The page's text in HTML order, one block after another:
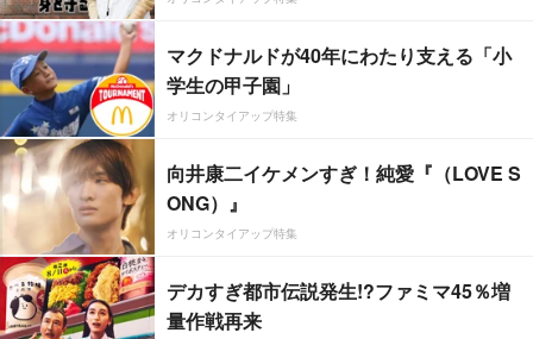
マクドナルドが40年にわたり支える「小
学生の甲子園」
オリコンタイアップ特集
向井康二イケメンすぎ！純愛『（LOVE S
ONG）』
オリコンタイアップ特集
デカすぎ都市伝説発生!?ファミマ45％増
量作戦再来